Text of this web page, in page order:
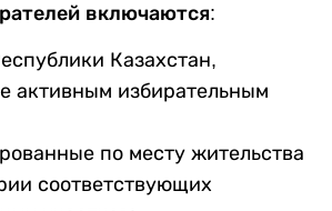
включаются:
Казахстан,
активным избирательным
по месту жительства
соответствующих